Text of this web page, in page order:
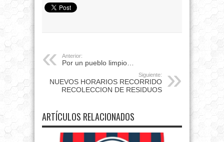
Anterior:
Por un pueblo limpio…
Siguiente:
NUEVOS HORARIOS RECORRIDO
RECOLECCION DE RESIDUOS
ARTÍCULOS RELACIONADOS